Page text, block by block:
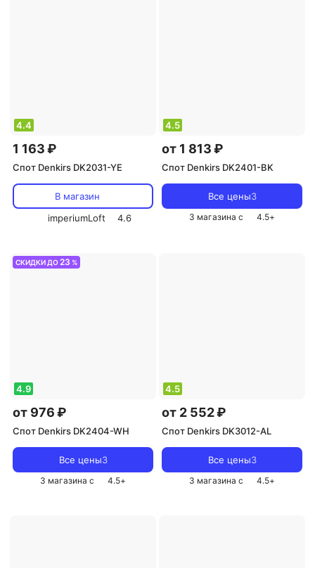
4.4
1 163 ₽
Спот Denkirs DK2031-YE
В магазин
imperiumLoft
4.6
4.5
от 1 813 ₽
Спот Denkirs DK2401-BK
Все цены3
3 магазина с 4.5+
СКИДКИ ДО23 %
4.9
от 976 ₽
Спот Denkirs DK2404-WH
Все цены3
3 магазина с 4.5+
4.5
от 2 552 ₽
Спот Denkirs DK3012-AL
Все цены3
3 магазина с 4.5+